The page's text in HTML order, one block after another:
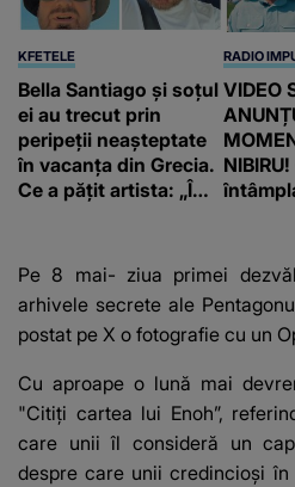
KFETELE
Bella Santiago și soțul
ei au trecut prin
peripeții neașteptate
în vacanța din Grecia.
Ce a pățit artista: „Îmi
RADIO
VIDEO
e ciudă
Pe 8 mai- ziua primei
arhivele secrete ale
postat pe X o fotografie cu un
Cu aproape o lună mai
"Citiți cartea lui Enoh”,
care unii îl consideră un
despre care unii credincioși